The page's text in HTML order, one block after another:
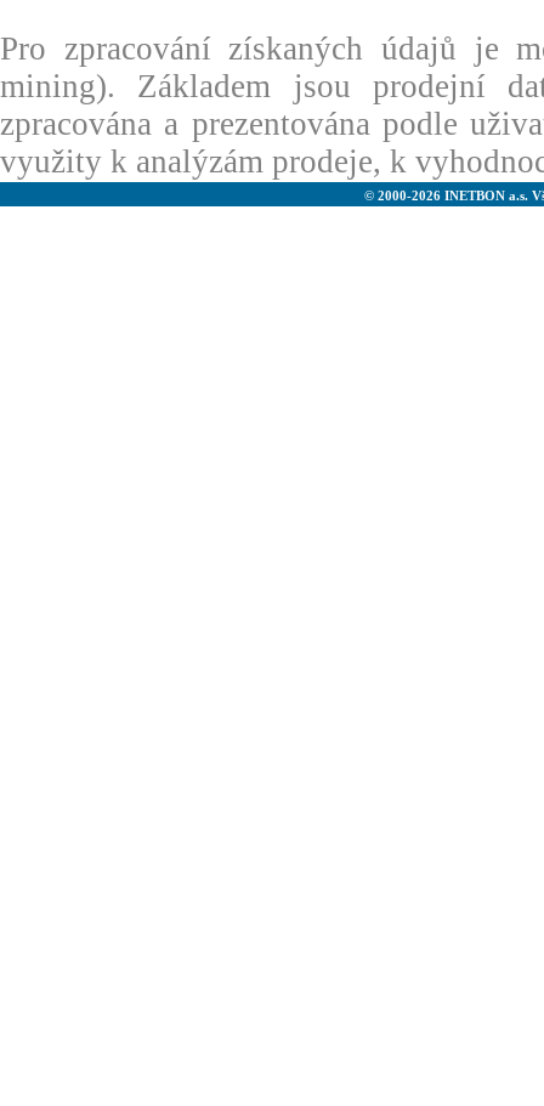
Pro zpracování získaných údajů je
mining). Základem jsou prodejní
zpracována a prezentována podle
využity k analýzám prodeje, k
© 2000-2026 INETBON a.s.